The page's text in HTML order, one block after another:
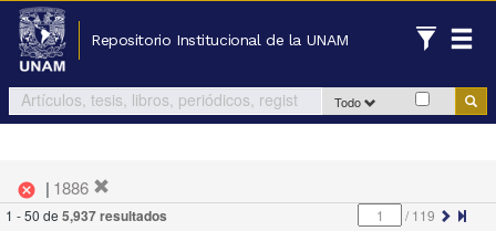
Repositorio Institucional de la UNAM
Todo
cancel | 1886
1 - 50 de 5,937 resultados /119